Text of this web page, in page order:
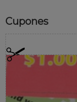
Cupones